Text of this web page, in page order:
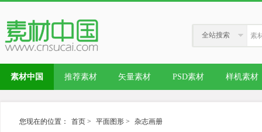
全站搜索
素材中国 推荐素材 矢量素材 PSD素材 样机素材
您现在的位置： 首页 > 平面图形 > 杂志画册